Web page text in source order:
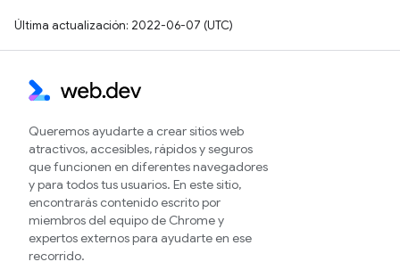
Última actualización: 2022-06-07 (UTC)
Queremos ayudarte a crear sitios web
atractivos, accesibles, rápidos y seguros
que funcionen en diferentes navegadores
y para todos tus usuarios. En este sitio,
encontrarás contenido escrito por
miembros del equipo de Chrome y
expertos externos para ayudarte en ese
recorrido.